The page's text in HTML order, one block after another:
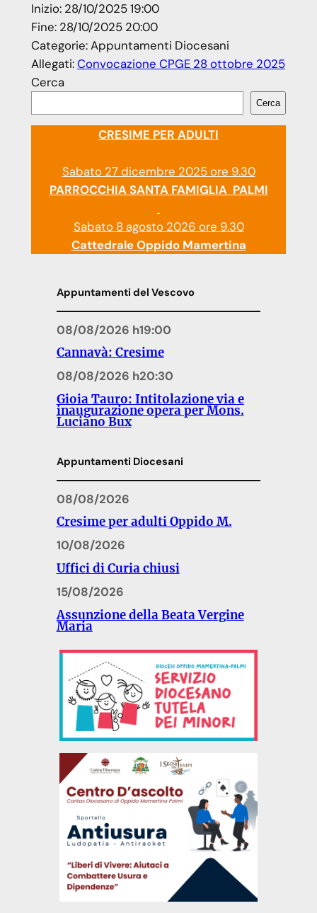
Inizio: 28/10/2025 19:00
Fine: 28/10/2025 20:00
Categorie:Appuntamenti Diocesani
Allegati:Convocazione CPGE 28 ottobre 2025
Cerca
Cerca
CRESIME PER ADULTI
Sabato 27 dicembre 2025 ore 9.30
PARROCCHIA SANTA FAMIGLIA PALMI
Sabato 8 agosto 2026 ore 9.30
Cattedrale Oppido Mamertina
Appuntamenti del Vescovo
08/08/2026 h19:00
Cannavà: Cresime
08/08/2026 h20:30
Gioia Tauro: Intitolazione via e
inaugurazione opera per Mons.
Luciano Bux
Appuntamenti Diocesani
08/08/2026
Cresime per adulti Oppido M.
10/08/2026
Uffici di Curia chiusi
15/08/2026
Assunzione della Beata Vergine
Maria